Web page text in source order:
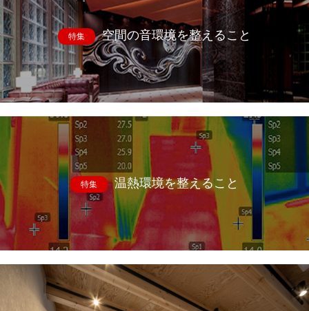
特集 空間の音環境を整えること
特集 温熱環境を整えること